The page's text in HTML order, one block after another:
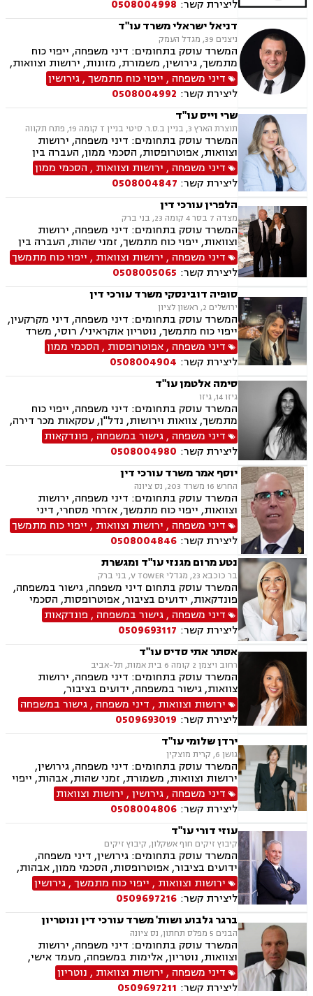
ליצירת קשר: 0508004998
דניאל ישראלי משרד עו"ד
ניצנים 39, מגדל העמק
המשרד עוסק בתחומים: דיני משפחה, ייפוי כוח
מתמשך, גירושין, משמורת, מזונות, ירושות וצוואות,
ידועים בציבור, אפוטרופסות, הסכמי ממון, אבהות,
הורות חד מינית, נישואים אזרחיים, חלוקת רכוש,
תיאום הורי, חטיפת ילדים, זמני שהות, ניכור הורי,
העברנ בין דורית, גישור
דיני משפחה , ייפוי כוח מתמשך,גירושין
ליצירת קשר: 0508004992
שרי וייס עו"ד
תוצרת הארץ 3, בניין ב.ס.ר. סיטי בניין T קומה 19, פתח תקווה
המשרד עוסק בתחומים: דיני משפחה, ירושות
וצוואות, אפוטרופסות, הסכמי ממון, העברה בין
דורית, ייפוי כוח מתמשך
דיני משפחה , ירושות וצוואות , הסכמי ממון
ליצירת קשר: 0508004847
הלפרין עורכי דין
מצדה 7 בסר 4 קומה 23, בני ברק
המשרד עוסק בתחומים: דיני משפחה, ירושות
וצוואות, ייפוי כוח מתמשך, זמני שהות, העברה בין
דורית, חלוקת רכוש, הורות חד מינית, גישור
במשפחה, מיזוגים ורכישות, ליווי עסקי, דיני חוזים,
משפט מסחרי, ניכור הורי, מזונות, הסכמי ממון,
ידועים בציבור, אבהות, חטיפת ילדים, זכיינות,
סכסוך בין בעלי מניות
דיני משפחה , ירושות וצוואות , ייפוי כוח מתמשך
ליצירת קשר: 0508005065
סופיה דובינסקי משרד עורכי דין
ירושלים 2, ראשון לציון
המשרד עוסק בתחומים: דיני משפחה, דיני מקרקעין,
ייפוי כוח מתמשך, נוטריון אוקראיני/ רוסי, משרד
הפנים, ירושות וצוואות, מומחים לדין הזר
דיני משפחה ,אפוטרופסות , הסכמי ממון
ליצירת קשר: 0508004904
סימה אלטמן עו"ד
גיזו 14, גיזו
המשרד עוסק בתחומים: דיני משפחה, ייפוי כוח
מתמשך, צוואות וירושות, נדל"ן, עסקאות מכר דירה,
משפט אזרחי
דיני משפחה ,גישור במשפחה , פונדקאות
ליצירת קשר: 0508004980
יוסף אמר משרד עורכי דין
החרש 16 משרד 203, נס ציונה
המשרד עוסק בתחומים: דיני משפחה, ירושות
וצוואות, ייפוי כוח מתמשך, אזרחי מסחרי, דיני
חברות, דיני חוזים, חוקתי מנהלי, חטיפת ילדים,
סכסוך בין בעלי מניות, תביעות חוב, תיאום הורי,
לשון הרע, בוררות וגישור.
דיני משפחה , ירושות וצוואות , ייפוי כוח מתמשך
ליצירת קשר: 0508004846
נטע מרום מגנזי עו"ד ומגשרת
בר כוכבא 23, מגדלי V TOWER, בני ברק
המשרד עוסק בתחום דיני משפחה, גישור במשפחה,
פונדקאות, ידועים בציבור, אפוטרופסות, הסכמי
ממון, אבהות, מזונות, משמורת, גירושין, הורות חד
מינית, נישואים אזרחיים, חוק הנוער, אימוץ, חלוקת
רכוש, מעמד אישי, זמני שהות, אומנה, ניכור הורי,
העברה בין דורית, ירושות וצוואות, ייפוי כוח מתמשך
דיני משפחה ,גישור במשפחה , פונדקאות
ליצירת קשר: 0509693117
אסתר אתי סדיס עו"ד
רחוב ויצמן 2 קומה 6 בית אמות, תל-אביב
המשרד עוסק בתחומים: דיני משפחה, ירושות
צוואות, גישור במשפחה, ידועים בציבור,
אפוטרופסות, הסכמי ממון, אבהות , מזונות,
משמורת, גירושין, חוק הנוער, אימוץ , חלוקת רכוש,
מעמד אישי, זמני שהות, אומנה, ניכור הורי, העברה
בין דורית
ירושות וצוואות , דיני משפחה ,גישור במשפחה
ליצירת קשר: 0509693019
ירדן שלומי עו"ד
גושן 6, קרית מוצקין
המשרד עוסק בתחומים: דיני משפחה, גירושין,
ירושות וצוואות, משמורת, זמני שהות, אבהות, ייפוי
כוח מתמשך, ידועים בציבור, מזונות, חלוקת רכוש,
ניכור הורי, אפוטרופסות, הסכמי ממון, נישואים
אזרחיים
דיני משפחה ,גירושין, ירושות וצוואות
ליצירת קשר: 0508004806
עוזי דורי עו"ד
קיבוץ זיקים חוף אשקלון, קיבוץ זיקים
המשרד עוסק בתחומים: גירושין, דיני משפחה,
ידועים בציבור, אפוטרופסות, הסכמי ממון, אבהות,
מזונות, משמורת, חלוקת רכוש, מעמד אישי, זמני
שהות, ניכור הורי, ירושות וצוואות, ייפוי כוח מתמשך,
דיני חוזים, עסקאות מכר דירה, פינוי מושכר, נחלות
ומשקים במושבים, העברה בין דורית
ירושות וצוואות , ייפוי כוח מתמשך,גירושין
ליצירת קשר: 0509697216
ברגר גלבוע ושות' משרד עורכי דין ונוטריון
הבנים 5 מפלס תחתון, נס ציונה
המשרד עוסק בתחומים: דיני משפחה, ירושות
וצוואות, נוטריון, אלימות במשפחה, מעמד אישי,
ייפוי כוח מתמשך.
דיני משפחה , ירושות וצוואות , נוטריון
ליצירת קשר: 0509697211